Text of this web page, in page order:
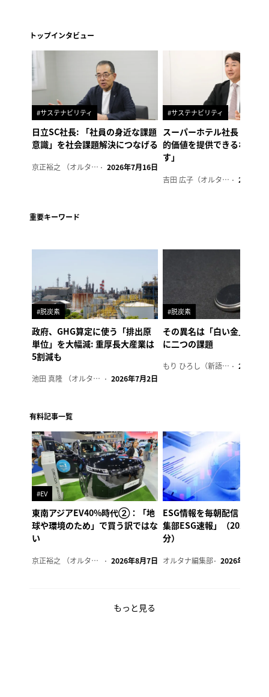
トップインタビュー
#サステナビリティ
日立SC社長: 「社員の身近な課題
意識」を社会課題解決につなげる
京正裕之 （オルタナ副編集長） 2026年7月16日
#サステナビリティ
スーパーホテル社長「地域
的価値を提供できるホテル
す」
吉田 広子（オルタナ輪番編集長） 2026年6
重要キーワード
#脱炭素
政府、GHG算定に使う「排出原
単位」を大幅減: 重厚長大産業は
5割減も
池田 真隆 （オルタナ輪番編集長） 2026年7月2日
#脱炭素
その異名は「白い金」、リ
に二つの課題
もり ひろし（新語ウォッチャー） 2023年7
有料記事一覧
#EV
東南アジアEV40%時代②：「地
球や環境のため」で買う訳ではな
い
京正裕之 （オルタナ副編集長） 2026年8月7日
ESG情報を毎朝配信「オル
集部ESG速報」（2026年8
分）
オルタナ編集部 2026年8月7日
もっと見る